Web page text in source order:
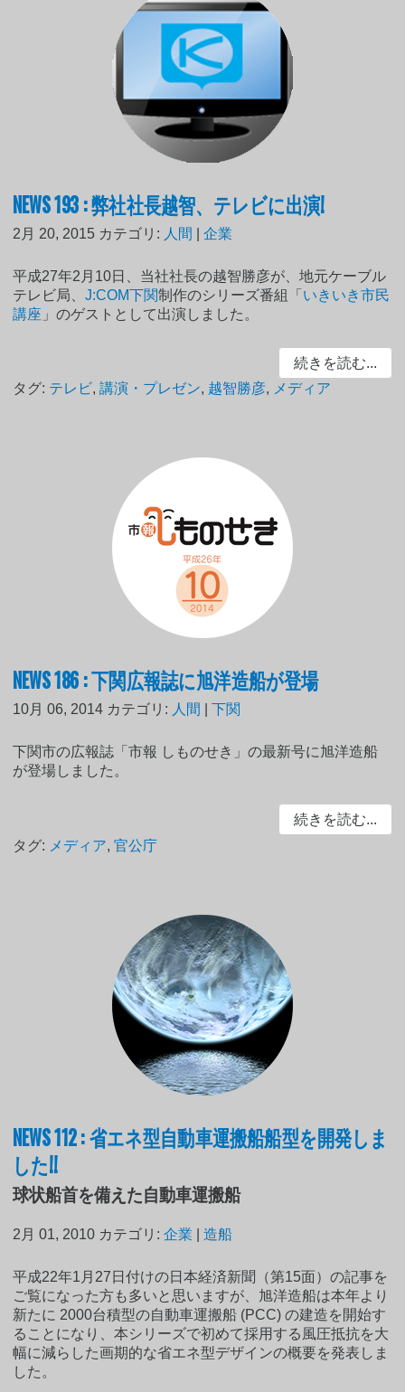
NEWS 193 : 弊社社長越智、テレビに出演!
2月 20, 2015 カテゴリ: 人間 |企業
平成27年2月10日、当社社長の越智勝彦が、地元ケーブル
テレビ局、J:COM下関制作のシリーズ番組「 いきいき市民
講座 」のゲストとして出演しました。
続きを読む...
タグ: テレビ,講演・プレゼン, 越智勝彦, メディア
NEWS 186 : 下関広報誌に旭洋造船が登場
10月 06, 2014 カテゴリ: 人間 |下関
下関市の広報誌「市報 しものせき」の最新号に旭洋造船
が登場しました。
続きを読む...
タグ: メディア,官公庁
NEWS 112 : 省エネ型自動車運搬船船型を開発しま
した!!
球状船首を備えた自動車運搬船
2月 01, 2010 カテゴリ:企業 |造船
平成22年1月27日付けの日本経済新聞（第15面）の記事を
ご覧になった方も多いと思いますが、旭洋造船は本年より
新たに 2000台積型の自動車運搬船 (PCC) の建造を開始す
ることになり、本シリーズで初めて採用する風圧抵抗を大
幅に減らした画期的な省エネ型デザインの概要を発表しま
した。